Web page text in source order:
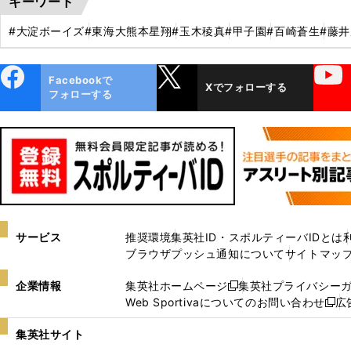
#大淀ボーイズ#東海大熊本星翔#玉木稜真#甲子園#百崎蒼生#藤
ok
Facebookで
フォローする
Xでフォローする
YouTube
サービス 推奨環境集英社ID・スポルティーバIDとは
ブラウザプッシュ通知についてサイトマッ
企業情報 集英社ホームページ
新
し
い
集英社プライバシー
Web Sportivaについてのお問い合わせ
新
し
広
集英社サイト